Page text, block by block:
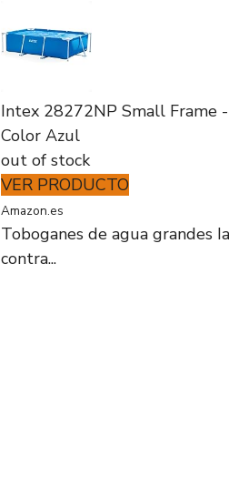
Intex 28272NP Small Frame
Color Azul
out of stock
VER PRODUCTO
Amazon.es
Toboganes de agua grandes
contra...